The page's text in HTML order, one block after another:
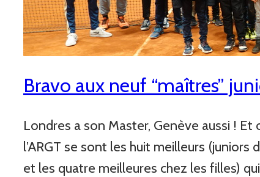
Bravo aux neuf “maîtres”
Londres a son Master, Genève aussi ! Et
l’ARGT se sont les huit meilleurs (juniors
et les quatre meilleures chez les filles)